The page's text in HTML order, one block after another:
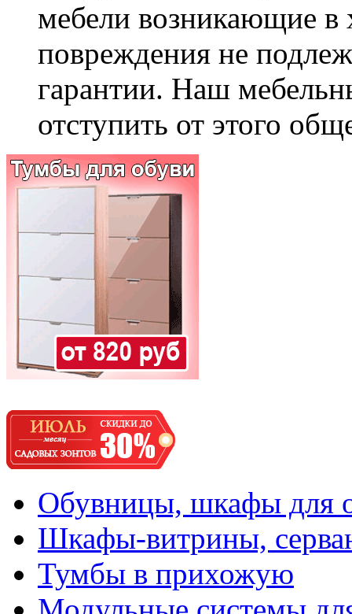
мебели возникающие в
повреждения не
гарантии. Наш
отступить от этого
Обувницы, шкафы для
Шкафы-витрины,
Тумбы в прихожую